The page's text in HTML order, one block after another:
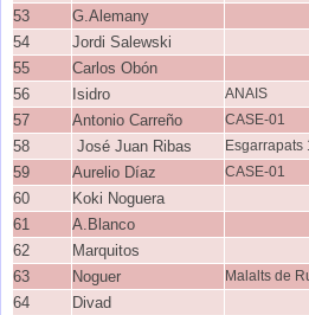
53 G.Alemany
54 Jordi Salewski
55 Carlos Obón
56 Isidro ANAIS
57 Antonio Carreño CASE-01
58 José Juan Ribas Esgarrapats
59 Aurelio Díaz CASE-01
60 Koki Noguera
61 A.Blanco
62 Marquitos
63 Noguer Malalts de
64 Divad